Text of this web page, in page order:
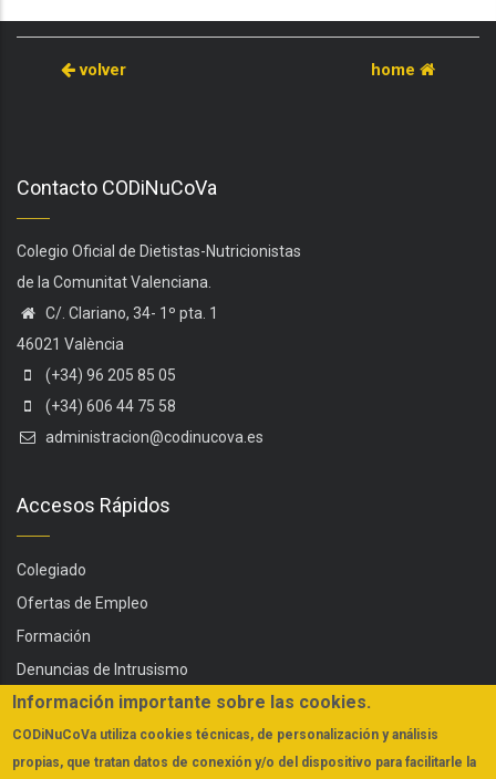
volver home
Contacto CODiNuCoVa
Colegio Oficial de Dietistas-Nutricionistas
de la Comunitat Valenciana.
C/. Clariano, 34- 1º pta. 1
46021 València
(+34) 96 205 85 05
(+34) 606 44 75 58
administracion@codinucova.es
Accesos Rápidos
Colegiado
Ofertas de Empleo
Formación
Denuncias de Intrusismo
Servicios
Actualidad
FAQs
Información importante sobre las cookies.
CODiNuCoVa utiliza cookies técnicas, de personalización y análisis
propias, que tratan datos de conexión y/o del dispositivo para facilitarle la